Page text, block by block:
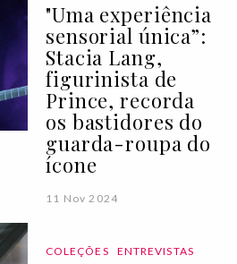
"Uma experiência
sensorial única”:
Stacia Lang,
figurinista de
Prince, recorda
os bastidores do
guarda-roupa do
ícone
11 Nov 2024
COLEÇÕES ENTREVISTAS